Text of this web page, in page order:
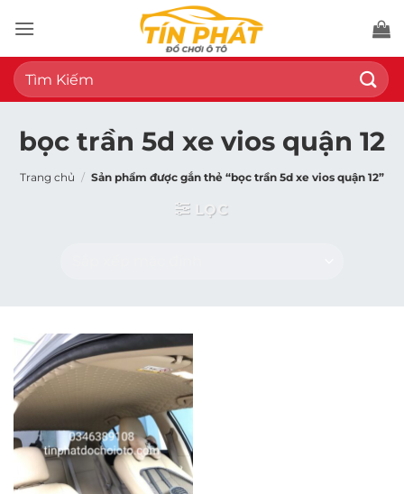
qua
nội
dung
Tìm
kiếm:
bọc trần 5d xe vios quận 12
Trang chủ / Sản phẩm được gắn thẻ “bọc trần 5d xe vios quận 12”
LỌC